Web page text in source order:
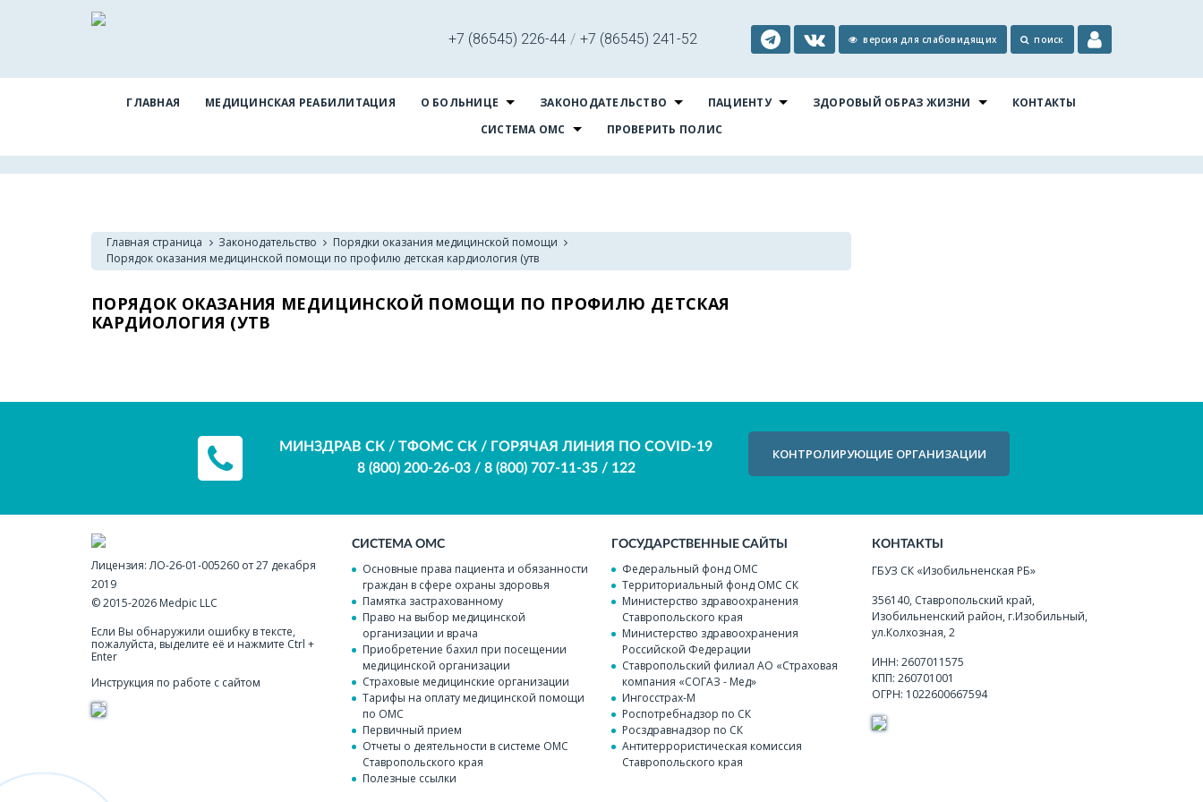
+7 (86545) 226-44 / +7 (86545) 241-52 версия для слабовидящих поиск
ГЛАВНАЯ МЕДИЦИНСКАЯ РЕАБИЛИТАЦИЯ О БОЛЬНИЦЕ ЗАКОНОДАТЕЛЬСТВО ПАЦИЕНТУ ЗДОРОВЫЙ ОБРАЗ ЖИЗНИ
КОНТАКТЫ
СИСТЕМА ОМС
ПРОВЕРИТЬ ПОЛИС
Главная страница Законодательство
Порядки оказания медицинской помощи
Порядок оказания медицинской помощи по профилю детская кардиология (утв
ПОРЯДОК ОКАЗАНИЯ МЕДИЦИНСКОЙ ПОМОЩИ ПО ПРОФИЛЮ ДЕТСКАЯ
КАРДИОЛОГИЯ (УТВ
МИНЗДРАВ СК / ТФОМС СК / ГОРЯЧАЯ ЛИНИЯ ПО COVID-19
8 (800) 200-26-03 / 8 (800) 707-11-35 / 122
КОНТРОЛИРУЮЩИЕ ОРГАНИЗАЦИИ
Лицензия:ЛО-26-01-005260 от 27 декабря
2019
© 2015-2026 Medpic LLC
Если Вы обнаружили ошибку в тексте,
пожалуйста, выделите её и нажмите Ctrl +
Enter
Инструкция по работе с сайтом
СИСТЕМА ОМС
Основные права пациента и обязанности
граждан в сфере охраны здоровья
Памятка застрахованному
Право на выбор медицинской
организации и врача
Приобретение бахил при посещении
медицинской организации
Страховые медицинские организации
Тарифы на оплату медицинской помощи
по ОМС
Первичный прием
Отчеты о деятельности в системе ОМС
Ставропольского края
Полезные ссылки
ГОСУДАРСТВЕННЫЕ САЙТЫ
Федеральный фонд ОМС
Территориальный фонд ОМС СК
Министерство здравоохранения
Ставропольского края
Министерство здравоохранения
Российской Федерации
Ставропольский филиал АО «Страховая
компания «СОГАЗ - Мед»
Ингосстрах-М
Роспотребнадзор по СК
Росздравнадзор по СК
Антитеррористическая комиссия
Ставропольского края
КОНТАКТЫ
ГБУЗ СК «Изобильненская РБ»
356140, Ставропольский край,
Изобильненский район, г.Изобильный,
ул.Колхозная, 2
ИНН: 2607011575
КПП: 260701001
ОГРН: 1022600667594